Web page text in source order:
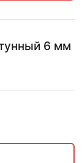
6 мм